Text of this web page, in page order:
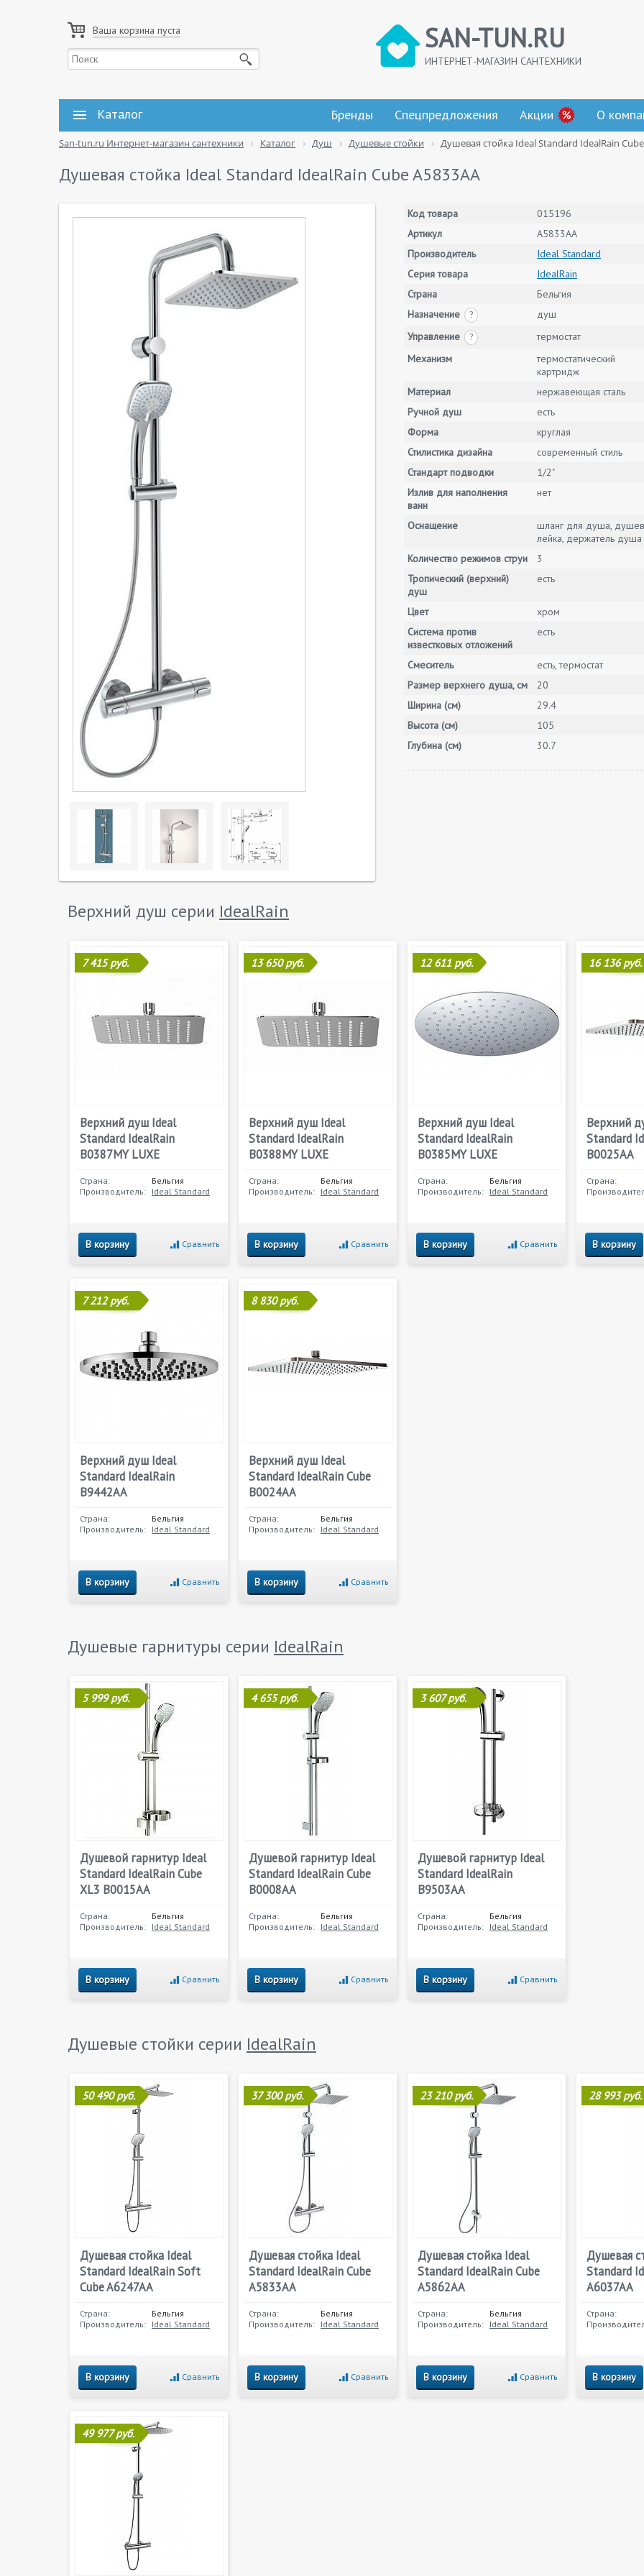
Ваша корзина пуста SAN-TUN.RU
ИНТЕРНЕТ-МАГАЗИН САНТЕХНИКИ
Каталог Бренды Спецпредложения Акции О
San-tun.ru Интернет-магазин сантехники Каталог Душ Душевые стойки Душевая стойка Ideal Standard IdealRain
Душевая стойка Ideal Standard IdealRain Cube A5833AA
Код товара
015196
Артикул
A5833AA
Производитель
Ideal Standard
Серия товара
IdealRain
Страна
Бельгия
Назначение
?
душ
Управление
?
термостат
Механизм
термостатический
картридж
Материал
нержавеющая сталь
Ручной душ
есть
Форма
круглая
Стилистика дизайна
современный стиль
Стандарт подводки
1/2"
Излив для наполнения
ванн
нет
Оснащение
шланг для душа,
лейка, держатель душа
Количество режимов струи
3
Тропический (верхний)
душ
есть
Цвет
хром
Система против
известковых отложений
есть
Смеситель
есть, термостат
Размер верхнего душа, см
20
Ширина (см)
29.4
Высота (см)
105
Глубина (см)
30.7
Верхний душ серии IdealRain
7 415 руб.
Верхний душ Ideal
Standard IdealRain
B0387MY LUXE
Страна:
Бельгия
Производитель: Ideal Standard
В корзину Сравнить
13 650 руб.
Верхний душ Ideal
Standard IdealRain
B0388MY LUXE
Страна:
Бельгия
Производитель: Ideal Standard
В корзину Сравнить
12 611 руб.
Верхний душ Ideal
Standard IdealRain
B0385MY LUXE
Страна:
Бельгия
Производитель: Ideal Standard
В корзину Сравнить
16 136 руб.
Верхний
Standard
B0025AA
Страна:
В корзину
7 212 руб.
Верхний душ Ideal
Standard IdealRain
B9442AA
Страна:
Бельгия
Производитель: Ideal Standard
В корзину Сравнить
8 830 руб.
Верхний душ Ideal
Standard IdealRain Cube
B0024AA
Страна:
Бельгия
Производитель: Ideal Standard
В корзину Сравнить
Душевые гарнитуры серии IdealRain
5 999 руб.
Душевой гарнитур Ideal
Standard IdealRain Cube
XL3 B0015AA
Страна:
Бельгия
Производитель: Ideal Standard
В корзину Сравнить
4 655 руб.
Душевой гарнитур Ideal
Standard IdealRain Cube
B0008AA
Страна:
Бельгия
Производитель: Ideal Standard
В корзину Сравнить
3 607 руб.
Душевой гарнитур Ideal
Standard IdealRain
B9503AA
Страна:
Бельгия
Производитель: Ideal Standard
В корзину Сравнить
Душевые стойки серии IdealRain
50 490 руб.
Душевая стойка Ideal
Standard IdealRain Soft
Cube A6247AA
Страна:
Бельгия
Производитель: Ideal Standard
В корзину Сравнить
37 300 руб.
Душевая стойка Ideal
Standard IdealRain Cube
A5833AA
Страна:
Бельгия
Производитель: Ideal Standard
В корзину Сравнить
23 210 руб.
Душевая стойка Ideal
Standard IdealRain Cube
A5862AA
Страна:
Бельгия
Производитель: Ideal Standard
В корзину Сравнить
28 993 руб.
Душевая
Standard
A6037AA
Страна:
В корзину
49 977 руб.